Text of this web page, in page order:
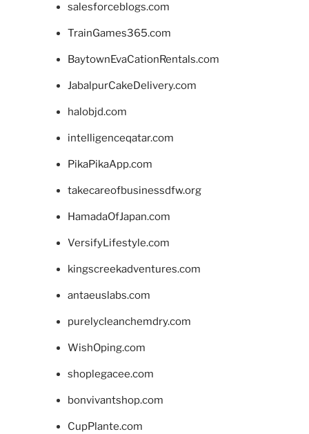
salesforceblogs.com
TrainGames365.com
BaytownEvaCationRentals.com
JabalpurCakeDelivery.com
halobjd.com
intelligenceqatar.com
PikaPikaApp.com
takecareofbusinessdfw.org
HamadaOfJapan.com
VersifyLifestyle.com
kingscreekadventures.com
antaeuslabs.com
purelycleanchemdry.com
WishOping.com
shoplegacee.com
bonvivantshop.com
CupPlante.com